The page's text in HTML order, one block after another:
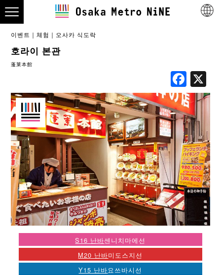
이벤트 체험 오사카 식도락
호라이 본관
蓬莱本館
S16 난바센니치마에선
M20 난바미도스지선
Y15 난바요쓰바시선